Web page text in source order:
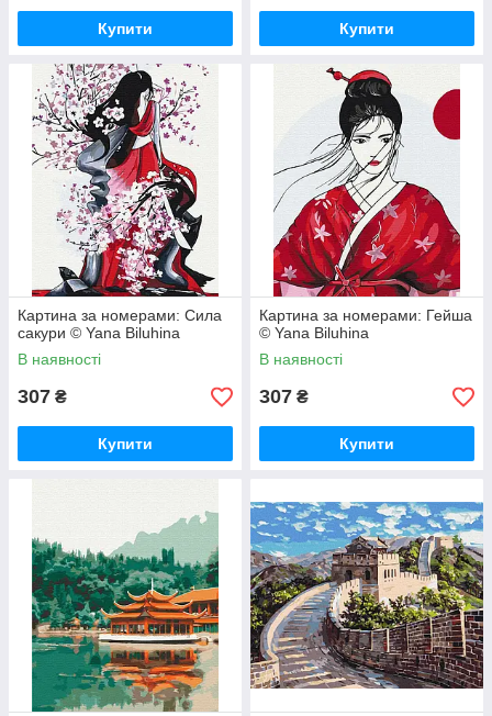
Купити Купити
Картина за номерами: Сила
сакури © Yana Biluhina
В наявності
307 ₴
Купити
Картина за номерами: Гейша
© Yana Biluhina
В наявності
307 ₴
Купити